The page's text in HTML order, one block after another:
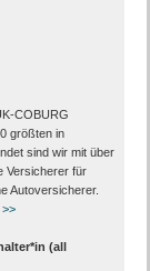
COBURG
größten in
sind wir mit über
Versicherer für
Autoversicherer.
(all